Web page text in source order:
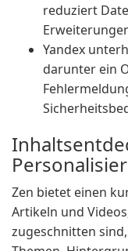
reduziert
Yandex
darunter ein
Zen bietet einen
Artikeln und
zugeschnitten